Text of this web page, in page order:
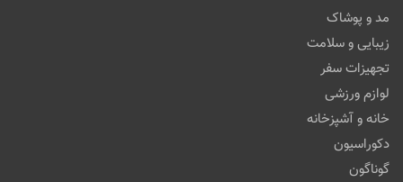
مد و پوشاک
زیبایی و سلامت
تجهیزات سفر
لوازم ورزشی
خانه و آشپزخانه
دکوراسیون
گوناگون